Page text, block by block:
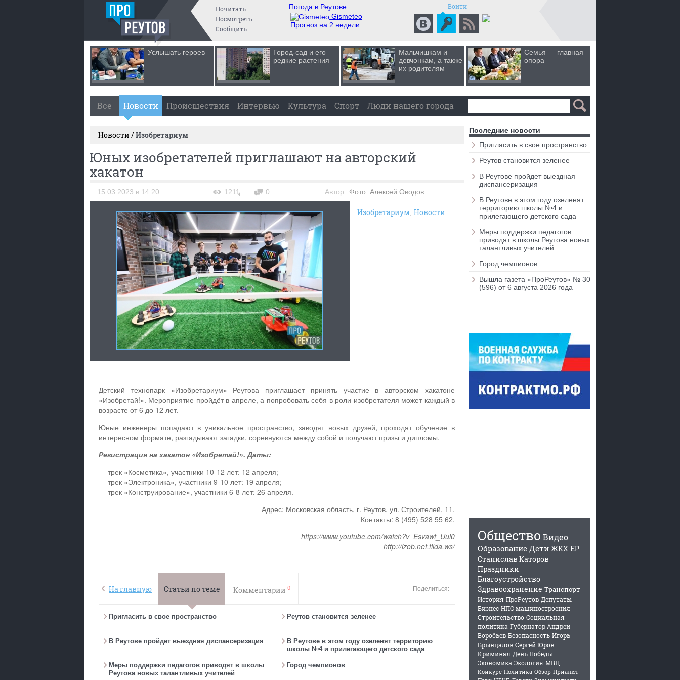
Почитать
Посмотреть
Сообщить
Погода в Реутове
Gismeteo
Прогноз на 2 недели
Войти
Услышать героев
Город-сад и его
редкие растения
Мальчишкам и
девчонкам, а также
их родителям
Семья — главная
опора
Все Новости Происшествия Интервью Культура Спорт Люди нашего города
Новости /Изобретариум
Юных изобретателей приглашают на авторский
хакатон
15.03.2023 в 14:20 1211 0 Автор: Фото: Алексей Оводов
Изобретариум Новости
Детский технопарк «Изобретариум» Реутова приглашает принять участие в авторском хакатоне
«Изобретай!». Мероприятие пройдёт в апреле, а попробовать себя в роли изобретателя может каждый в
возрасте от 6 до 12 лет.
Юные инженеры попадают в уникальное пространство, заводят новых друзей, проходят обучение в
интересном формате, разгадывают загадки, соревнуются между собой и получают призы и дипломы.
Регистрация на хакатон «Изобретай!». Даты:
— трек «Косметика», участники 10-12 лет: 12 апреля;
— трек «Электроника», участники 9-10 лет: 19 апреля;
— трек «Конструирование», участники 6-8 лет: 26 апреля.
Адрес: Московская область, г. Реутов, ул. Строителей, 11.
Контакты: 8 (495) 528 55 62.
https://www.youtube.com/watch?v=Esvawt_Uui0
http://izob.net.tilda.ws/
На главную Статьи по теме Комментарии 0 Поделиться:
Пригласить в свое пространство Реутов становится зеленее
В Реутове пройдет выездная диспансеризация
В Реутове в этом году озеленят территорию
школы №4 и прилегающего детского сада
Меры поддержки педагогов приводят в школы
Реутова новых талантливых учителей
Город чемпионов
Последние новости
Пригласить в свое пространство
Реутов становится зеленее
В Реутове пройдет выездная
диспансеризация
В Реутове в этом году озеленят
территорию школы №4 и
прилегающего детского сада
Меры поддержки педагогов
приводят в школы Реутова новых
талантливых учителей
Город чемпионов
Вышла газета «ПроРеутов» № 30
(596) от 6 августа 2026 года
Общество Видео
Образование Дети ЖКХ ЕР
Станислав Каторов
Праздники
Благоустройство
Здравоохранение Транспорт
История ПроРеутов Депутаты
Бизнес НПО машиностроения
Строительство Социальная
политика Губернатор Андрей
Воробьев Безопасность Игорь
Брынцалов Сергей Юров
Криминал День Победы
Экономика Экология МВЦ
Конкурс Политика Обзор Приалит